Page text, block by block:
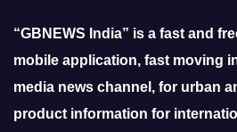
“GBNEWS India” is a fast and
mobile application, fast moving
media news channel, for urban
product information for